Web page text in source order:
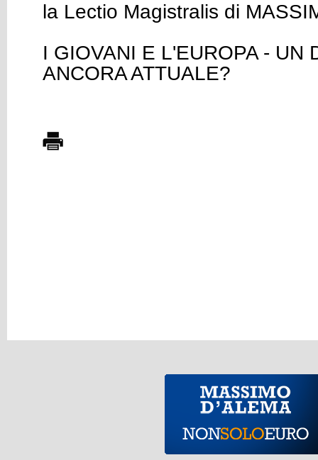
la Lectio Magistralis di
I GIOVANI E L'EUROPA - UN
ANCORA ATTUALE?